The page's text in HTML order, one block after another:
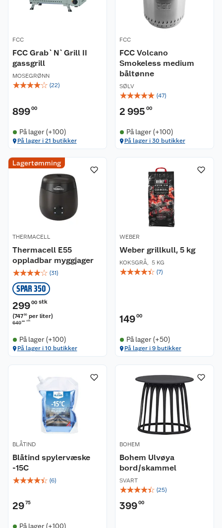
FCC
FCC Grab`N`Grill II
gassgrill
MOSEGRØNN
☆☆☆☆☆ (22)
89900
På lager (+100)
På lager i 21 butikker
FCC
FCC Volcano
Smokeless medium
båltønne
SØLV
☆☆☆☆☆ (47)
2 995 00
På lager (+100)
På lager i 30 butikker
Lagertømming
THERMACELL
Thermacell E55
oppladbar myggjager
☆☆☆☆☆ (31)
SPAR 350
29900 stk
(74750 per liter)
64900 stk
På lager (+100)
På lager i 10 butikker
WEBER
Weber grillkull, 5 kg
KOKSGRÅ, 5 KG
☆☆☆☆☆ (7)
14900
På lager (+50)
På lager i 9 butikker
BLÅTIND
Blåtind spylervæske
-15C
☆☆☆☆☆ (6)
2975
På lager (+100)
BOHEM
Bohem Ulvøya
bord/skammel
SVART
☆☆☆☆☆ (25)
39900
Nyheter
Våre butikker
Våre merkevarer
Coop kjeder
Kundeservice
Angre- og returrett
Reklamasjon og garanti
Ofte stilte spørsmål
Betalingsalternativer